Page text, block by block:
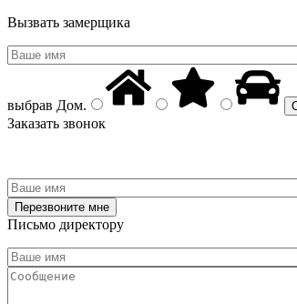
Вызвать замерщика
выбрав Дом.
Заказать звонок
Письмо директору